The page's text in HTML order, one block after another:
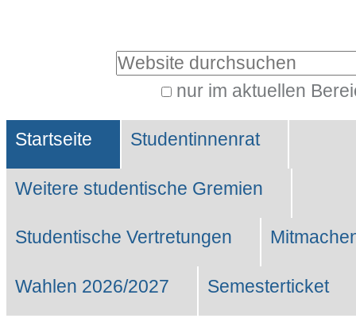
Website durchsuchen
nur im aktuellen
Suche…
Sektionen
Startseite Studentinnenrat
Weitere studentische Gremien
Studentische Vertretungen
Wahlen 2026/2027 Semesterticket